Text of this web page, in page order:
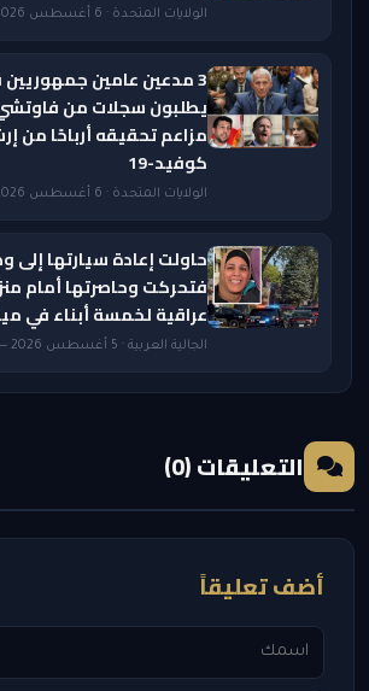
الولايات المتحدة · 6 أغسطس 2026 — 7:20 AM
3 مدعين عامين جمهوريين
يطلبون سجلات من
مزاعم تحقيقه أرباحًا من
كوفيد-19
الولايات المتحدة · 6 أغسطس 2026 — 11:50 AM
حاولت إعادة سيارتها إلى
فتحركت وحاصرتها أمام
عراقية لخمسة أبناء في
الجالية العربية · 5 أغسطس 2026 — 1:50 PM
التعليقات (0)
أضف تعليقاً